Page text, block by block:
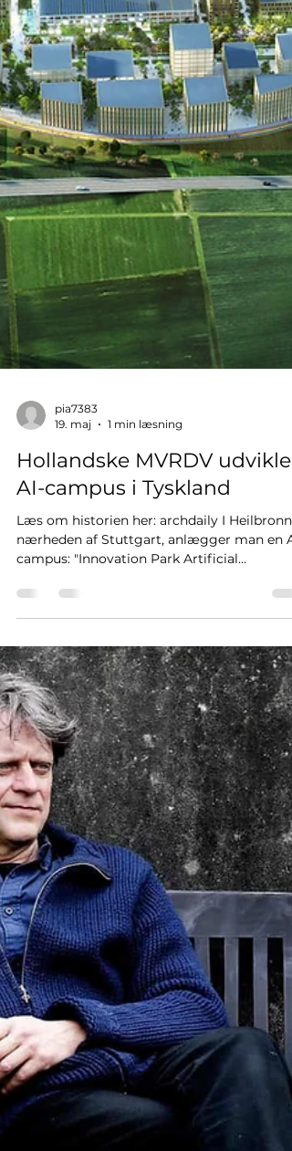
19. maj
1 min læsning
Hollandske MVRDV udvikler
AI-campus i Tyskland
Læs om historien her: archdaily I Heilbronn,
campus: "Innovation Park Artificial
Intelligence." Det er hollandske MVRDV, der
står bag denne mini-by, der skal accelerere
vores viden om kunstig intelligens og
af det, både i forhold til nye
samarbejdsformer og nye typer erhverv (for
ca. 5.000 medarbejdere). Campus er tænkt
som et åbent system: forskere, studerende,
startups og virksomheder deler både rum
hverdag. Man vil fx